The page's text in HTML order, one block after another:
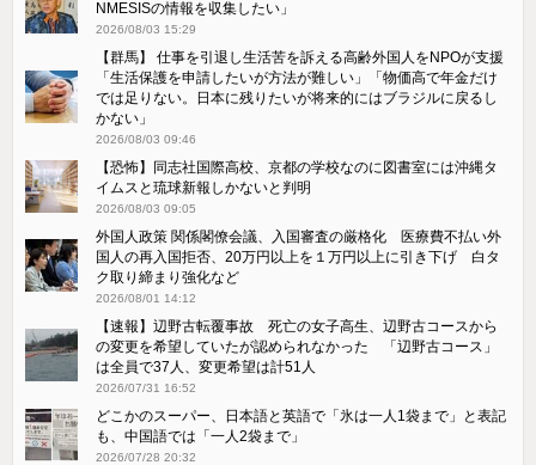
NMESISの情報を収集したい」
2026/08/03 15:29
【群馬】 仕事を引退し生活苦を訴える高齢外国人をNPOが支援
「生活保護を申請したいが方法が難しい」「物価高で年金だけ
では足りない。日本に残りたいが将来的にはブラジルに戻るし
かない」
2026/08/03 09:46
【恐怖】同志社国際高校、京都の学校なのに図書室には沖縄タ
イムスと琉球新報しかないと判明
2026/08/03 09:05
外国人政策 関係閣僚会議、入国審査の厳格化 医療費不払い外
国人の再入国拒否、20万円以上を１万円以上に引き下げ 白タ
ク取り締まり強化など
2026/08/01 14:12
【速報】辺野古転覆事故 死亡の女子高生、辺野古コースから
の変更を希望していたが認められなかった 「辺野古コース」
は全員で37人、変更希望は計51人
2026/07/31 16:52
どこかのスーパー、日本語と英語で「氷は一人1袋まで」と表記
も、中国語では「一人2袋まで」
2026/07/28 20:32